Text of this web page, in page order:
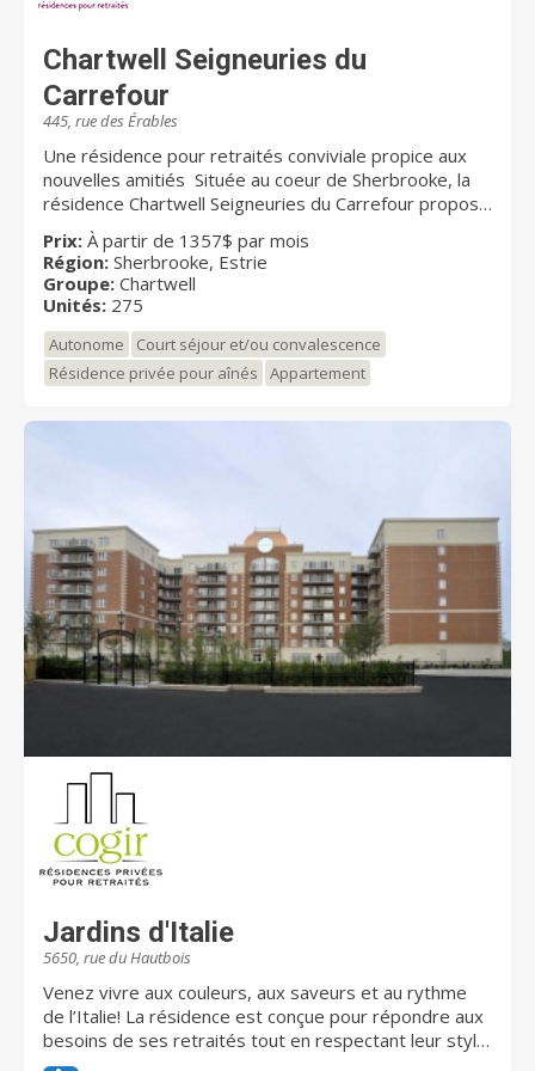
Chartwell Seigneuries du
Carrefour
445, rue des Érables
Une résidence pour retraités conviviale propice aux
nouvelles amitiés Située au coeur de Sherbrooke, la
résidence Chartwell Seigneuries du Carrefour propose
aux retraités autonomes et semi-autonomes de la
région de l’Estrie un vaste choix de studios et
d’appartements 2 ½, 3 ½ et 4 ½, dans un milieu de vie
distingué qui évoque la vie à l’hôtel. Nos retraités
des services et des commerces avoisinants comme le
Carrefour de l’Estrie. Pour rester actifs, nos résidents
ont accès à une panoplie d’aires communes
aménagées pour leurs activités. Notre splendide
de la communauté. Chartwell Seigneuries du Carrefour
est notamment fière partenaire du Centre de
recherche sur le vieillissement de l’Université de
Sherbrooke. Chez Chartwell, notre vision Dédiés à
votre MIEUX-ÊTRE est bien plus qu'une simple
phrase; c'est une priorité absolue. Nous tenons à ce
que nos résidents sachent que les soins et les
services qui leur sont offerts dans les résidences
les familles soient rassurées que leurs proches
évoluent dans un environnement sûr et qu'ils
participent à la vie quotidienne dans nos résidences
selon leurs envies et leurs intérêts. Chartwell offre un
éventail complet de résidences pour retraités. Il s'agit
du plus important propriétaire et gestionnaire de
Chartwell compte plus de 10 000 résidents et emploie
environ 3 000 employés. Pour de plus amples
renseignements, visitez chartwell.com
Prix: À partir de 1357$ par mois
Région: Sherbrooke, Estrie
Groupe: Chartwell
Unités: 275
Autonome
Court séjour et/ou convalescence
Résidence privée pour aînés
Appartement
Jardins d'Italie
5650, rue du Hautbois
Venez vivre aux couleurs, aux saveurs et au rythme
de l’Italie! La résidence est conçue pour répondre aux
besoins de ses retraités tout en respectant leur style
de vie. Vivre aux Jardins d’Italie, c’est choisir un cadre